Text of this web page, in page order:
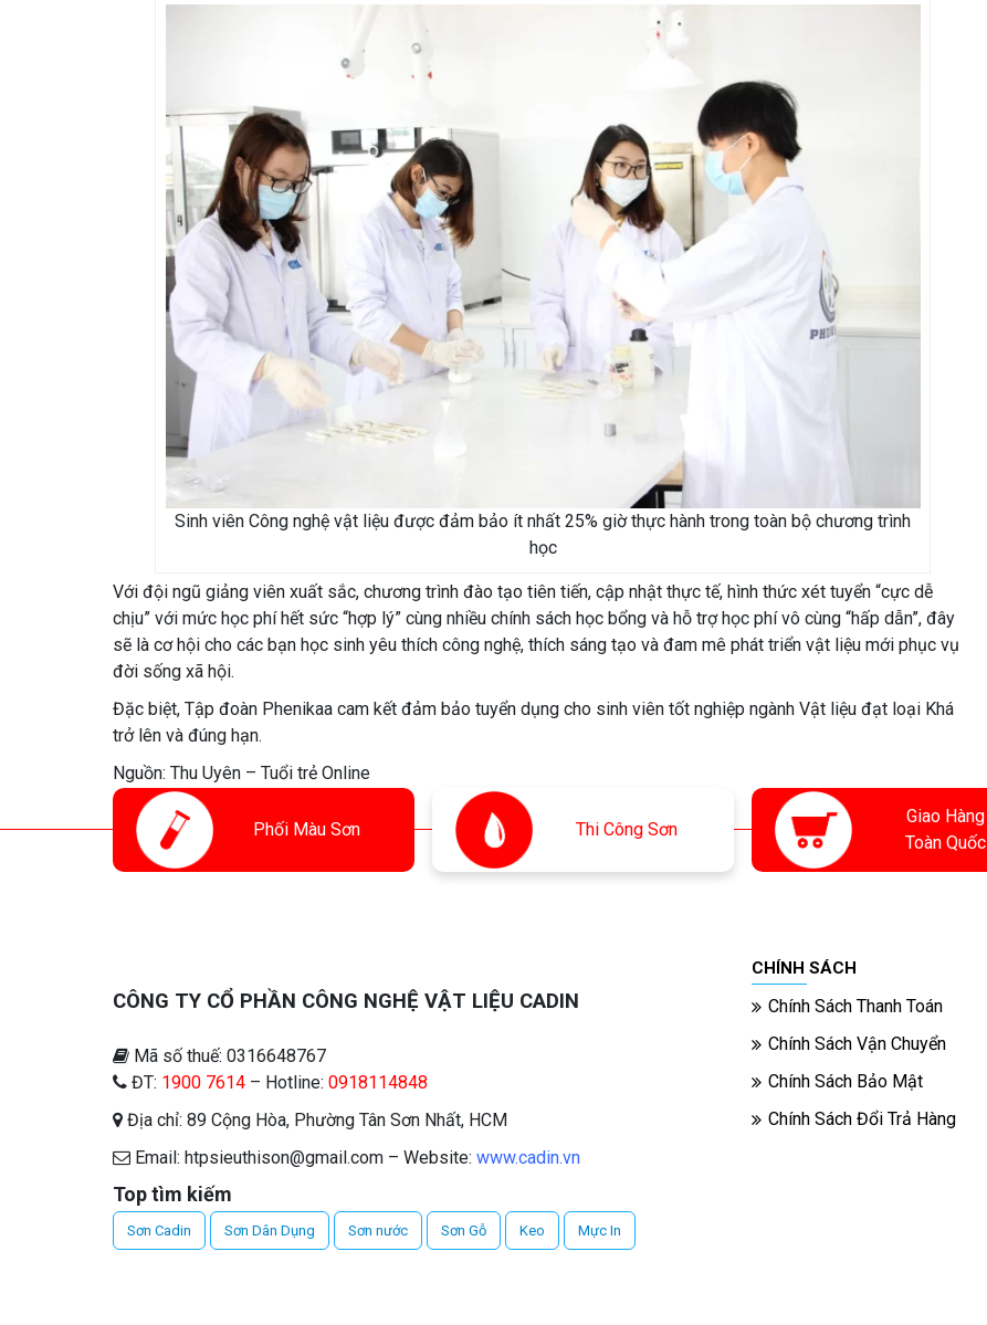
Sinh viên Công nghệ vật liệu được đảm bảo ít nhất 25% giờ thực hành trong toàn bộ chương trình
học
Với đội ngũ giảng viên xuất sắc, chương trình đào tạo tiên tiến, cập nhật thực tế, hình thức xét tuyển “cực dễ
chịu” với mức học phí hết sức “hợp lý” cùng nhiều chính sách học bổng và hỗ trợ học phí vô cùng “hấp dẫn”, đây
sẽ là cơ hội cho các bạn học sinh yêu thích công nghệ, thích sáng tạo và đam mê phát triển vật liệu mới phục vụ
đời sống xã hội.
Đặc biệt, Tập đoàn Phenikaa cam kết đảm bảo tuyển dụng cho sinh viên tốt nghiệp ngành Vật liệu đạt loại Khá
trở lên và đúng hạn.
Nguồn: Thu Uyên – Tuổi trẻ Online
Phối Màu Sơn ThiCông Sơn
Giao Hàng
Toàn Quốc
CÔNG TY CỔ PHẦN CÔNG NGHỆ VẬT LIỆU CADIN
Mã số thuế: 0316648767
ĐT: 1900 7614 – Hotline: 0918114848
Địa chỉ: 89 Cộng Hòa, Phường Tân Sơn Nhất, HCM
Email: htpsieuthison@gmail.com – Website: www.cadin.vn
Top tìm kiếm
Sơn Cadin Sơn Dân Dụng Sơn nước Sơn Gỗ Keo Mực In
CHÍNH SÁCH
Chính Sách Thanh Toán
Chính Sách Vận Chuyển
Chính Sách Bảo Mật
Chính Sách Đổi Trả Hàng